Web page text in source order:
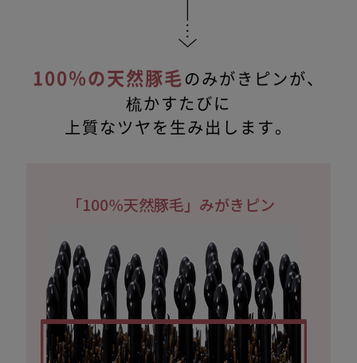
100％の天然豚毛 のみがきピンが、
梳かすたびに
上質なツヤを生み出します。
「100％天然豚毛」みがきピン